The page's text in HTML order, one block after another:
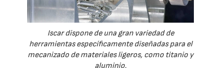
Iscar dispone de una gran variedad de
herramientas específicamente diseñadas para el
mecanizado de materiales ligeros, como titanio y
aluminio.